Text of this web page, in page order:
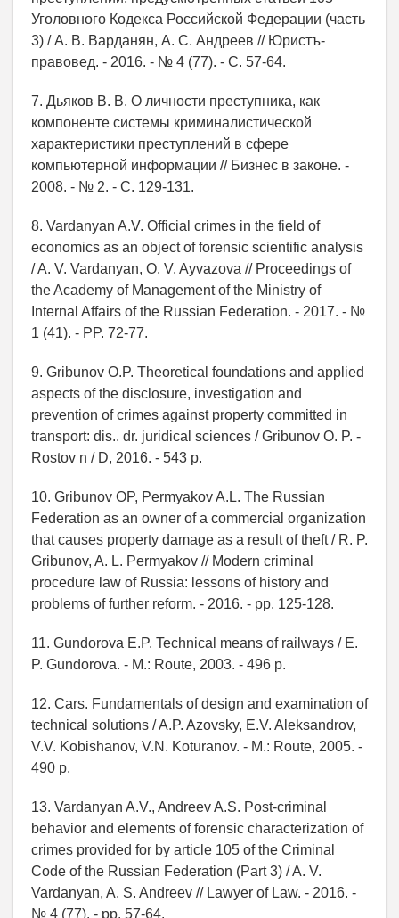
Уголовного Кодекса Российской Федерации (часть
3) / А. В. Варданян, А. С. Андреев // Юристъ-
правовед. - 2016. - № 4 (77). - С. 57-64.
7. Дьяков В. В. О личности преступника, как
компоненте системы криминалистической
характеристики преступлений в сфере
компьютерной информации // Бизнес в законе. -
2008. - № 2. - С. 129-131.
8. Vardanyan A.V. Official crimes in the field of
economics as an object of forensic scientific analysis
/ A. V. Vardanyan, O. V. Ayvazova // Proceedings of
the Academy of Management of the Ministry of
Internal Affairs of the Russian Federation. - 2017. - №
1 (41). - PP. 72-77.
9. Gribunov O.P. Theoretical foundations and applied
aspects of the disclosure, investigation and
prevention of crimes against property committed in
transport: dis.. dr. juridical sciences / Gribunov O. P. -
Rostov n / D, 2016. - 543 p.
10. Gribunov OP, Permyakov A.L. The Russian
Federation as an owner of a commercial organization
that causes property damage as a result of theft / R. P.
Gribunov, A. L. Permyakov // Modern criminal
procedure law of Russia: lessons of history and
problems of further reform. - 2016. - pp. 125-128.
11. Gundorova E.P. Technical means of railways / E.
P. Gundorova. - M.: Route, 2003. - 496 p.
12. Cars. Fundamentals of design and examination of
technical solutions / A.P. Azovsky, E.V. Aleksandrov,
V.V. Kobishanov, V.N. Koturanov. - M.: Route, 2005. -
490 p.
13. Vardanyan A.V., Andreev A.S. Post-criminal
behavior and elements of forensic characterization of
crimes provided for by article 105 of the Criminal
Code of the Russian Federation (Part 3) / A. V.
Vardanyan, A. S. Andreev // Lawyer of Law. - 2016. -
№ 4 (77). - pp. 57-64.